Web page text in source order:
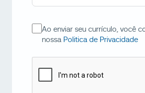
Ao enviar seu currículo, você
nossa Politica de Privacidade